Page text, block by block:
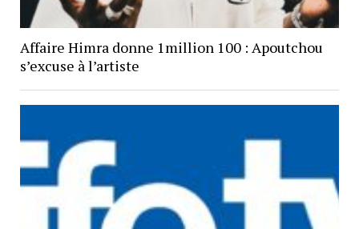
Affaire Himra donne 1million 100 : Apoutchou
s’excuse à l’artiste